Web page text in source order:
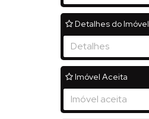
Detalhes do Imóvel
Detalhes
Imóvel Aceita
Imóvel aceita